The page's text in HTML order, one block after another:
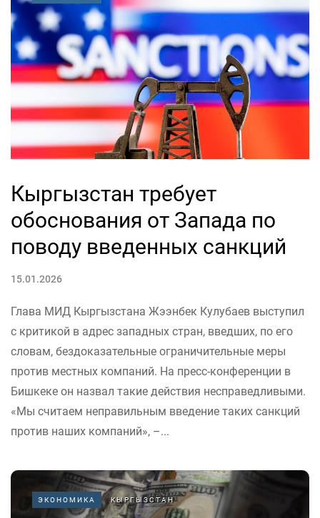
Кыргызстан требует
обоснования от Запада по
поводу введенных санкций
15.01.2026
Глава МИД Кыргызстана Жээнбек Кулубаев выступил
с критикой в адрес западных стран, введших, по его
словам, бездоказательные ограничительные меры
против местных компаний. На пресс-конференции в
Бишкеке он назвал такие действия несправедливыми.
«Мы считаем неправильным введение таких санкций
против наших компаний», –...
ЭКОНОМИКА КЫРГЫЗСТАН